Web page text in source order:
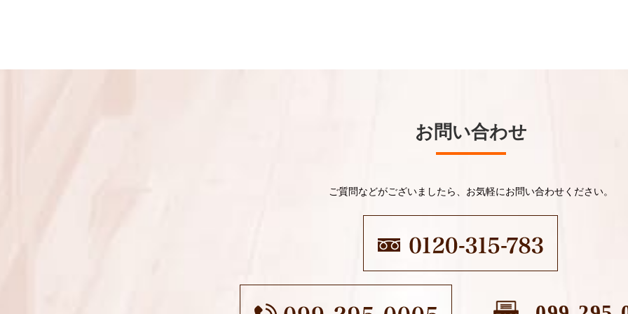
お問い合わせ
ご質問などがございましたら、お気軽にお問い合わせください。